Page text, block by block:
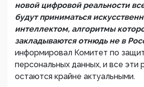
новой цифровой реальности
будут приниматься
интеллектом, алгоритмы
закладываются отнюдь не в
информировал Комитет по
персональных данных, и все эти
остаются крайне актуальными.